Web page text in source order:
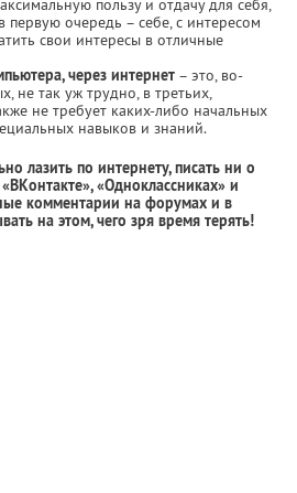
пользу и отдачу для себя,
первую очередь – себе, с интересом
свои интересы в отличные
через интернет – это, во-
не так уж трудно, в третьих,
не требует каких-либо начальных
навыков и знаний.
лазить по интернету, писать ни о
«Одноклассниках» и
комментарии на форумах и в
на этом, чего зря время терять!